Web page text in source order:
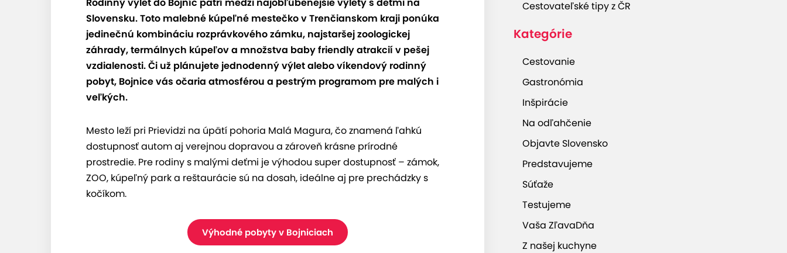
Slovensku. Toto malebné kúpeľné mestečko v Trenčianskom kraji ponúka
jedinečnú kombináciu rozprávkového zámku, najstaršej zoologickej
záhrady, termálnych kúpeľov a množstva baby friendly atrakcií v pešej
vzdialenosti. Či už plánujete jednodenný výlet alebo víkendový rodinný
pobyt, Bojnice vás očaria atmosférou a pestrým programom pre malých i
veľkých.
Mesto leží pri Prievidzi na úpätí pohoria Malá Magura, čo znamená ľahkú
dostupnosť autom aj verejnou dopravou a zároveň krásne prírodné
prostredie. Pre rodiny s malými deťmi je výhodou super dostupnosť – zámok,
ZOO, kúpeľný park a reštaurácie sú na dosah, ideálne aj pre prechádzky s
kočíkom.
Výhodné pobyty v Bojniciach
Cestovateľské tipy z ČR
Kategórie
Cestovanie
Gastronómia
Inšpirácie
Na odľahčenie
Objavte Slovensko
Predstavujeme
Súťaže
Testujeme
Vaša ZľavaDňa
Z našej kuchyne